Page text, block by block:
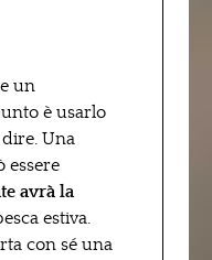
un
è usarlo
Una
essere
avrà la
estiva.
con sé una